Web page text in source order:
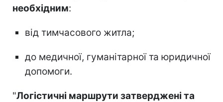
необхідним:
від тимчасового житла;
до медичної, гуманітарної та юридичної
допомоги.
"Логістичні маршрути затверджені та